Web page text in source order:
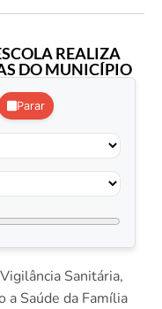
REALIZA
DO MUNICÍPIO
Parar
Sanitária,
a Saúde da Família